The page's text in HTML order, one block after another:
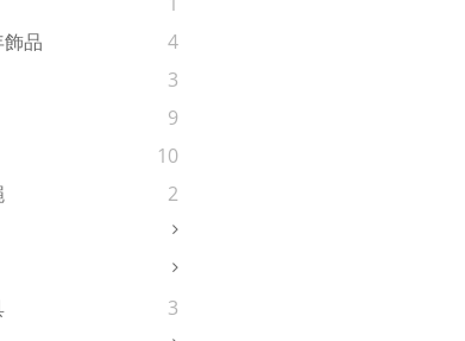
品
4
3
9
10
2
3